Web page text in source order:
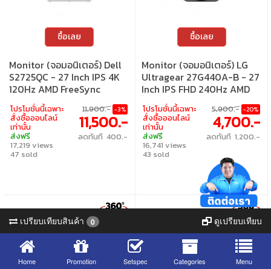
ซื้อเลย
Monitor (จอมอนิเตอร์) Dell
S2725QC - 27 Inch IPS 4K
120Hz AMD FreeSync
Premium USB-C
โปรโมชั่นนี้เฉพาะ
สั่งซื้อออนไลน์
เท่านั้น
ส่งฟรี
17,219 views
47 sold
11,900.- -3%
11,500.-
ลดทันที 400.-
ซื้อเลย
Monitor (จอมอนิเตอร์) LG
Ultragear 27G440A-B - 27
Inch IPS FHD 240Hz AMD
FreeSync Premium G-Sync
Compatible
โปรโมชั่นนี้เฉพาะ
สั่งซื้อออนไลน์
เท่านั้น
ส่งฟรี
16,741 views
43 sold
5,900.- -20%
4,700.-
ลดทันที 1,200.-
เปรียบเทียบสินค้า 0 ดูเปรียบเทียบ
Home Promotion Setspec Categories Menu